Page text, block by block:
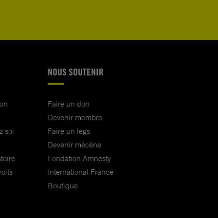
soi
NOUS SOUTENIR
Faire un don
Devenir membre
Faire un legs
Devenir mécène
Fondation Amnesty
International France
Boutique